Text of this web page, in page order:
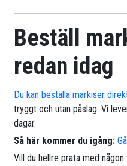
Beställ
redan idag
Du kan beställa markiser
tryggt och utan påslag. Vi
dagar.
Så här kommer du igång:
Vill du hellre prata med